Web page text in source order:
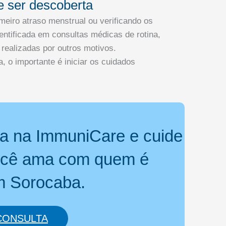
ser descoberta
atraso menstrual ou verificando os
em consultas médicas de rotina,
por outros motivos.
o importante é iniciar os cuidados
na ImmuniCare e cuide
ama com quem é
Sorocaba.